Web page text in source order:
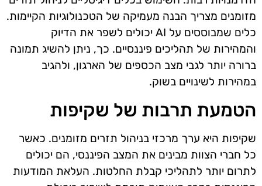
מזומנים מצריך הבנה מעמיקה של הטכנולוגיות הקיימות.
כלים שמבוססים על AI יכולים לשפר את הדיוק
והמהירות של תהליכים פיננסיים. כך, ניתן להשיג תמונה
ברורה יותר לגבי מצב הכספים של הארגון, ולהגיב
במהירות לשינויים בשוק.
הטמעת תרבות של שקיפות
שקיפות היא ערך מרכזי בניהול תזרים מזומנים. כאשר
כל חברי הצוות מבינים את המצב הפיננסי, הם יכולים
לתרום יותר לתהליכי קבלת החלטות. העלאת המודעות